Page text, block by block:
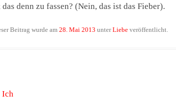
das denn zu fassen? (Nein, das ist das Fieber).
Beitrag wurde am 28. Mai 2013 unterLiebeveröffentlicht.
Ich